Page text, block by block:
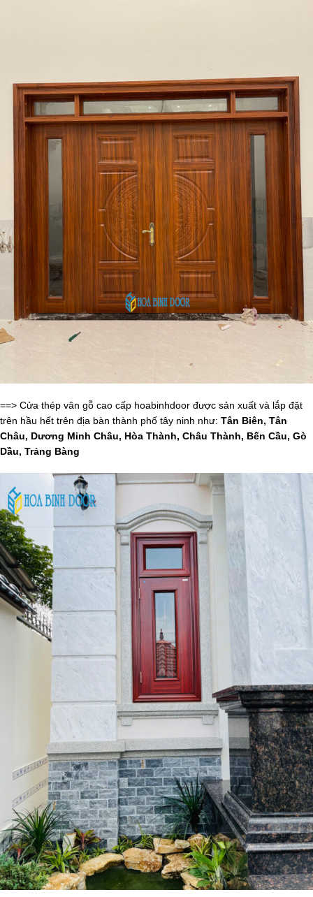
==> Cửa thép vân gỗ cao cấp hoabinhdoor được sản xuất và lắp đặt
trên hầu hết trên địa bàn thành phố tây ninh như: Tân Biên, Tân
Châu, Dương Minh Châu, Hòa Thành, Châu Thành, Bến Cầu, Gò
Dầu, Trảng Bàng